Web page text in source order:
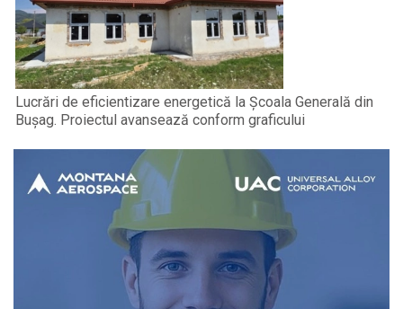
Lucrări de eficientizare energetică la Școala Generală din
Bușag. Proiectul avansează conform graficului